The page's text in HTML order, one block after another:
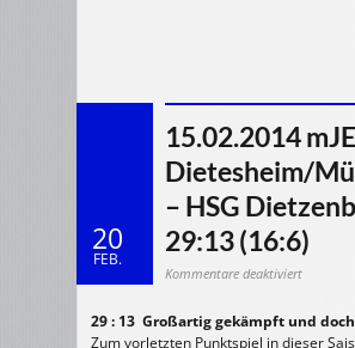
20
FEB.
15.02.2014
Dietesheim/
– HSG
29:13 (16:6)
Kommentare deaktiviertfür
–
HSG
29 : 13 Großartig gekämpft und
Zum vorletzten Punktspiel in dieser